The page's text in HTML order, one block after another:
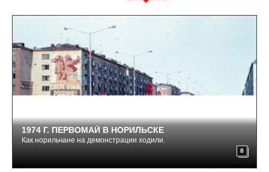
8
1974 Г. ПЕРВОМАЙ В НОРИЛЬСКЕ
Как норильчане на демонстрации ходили.